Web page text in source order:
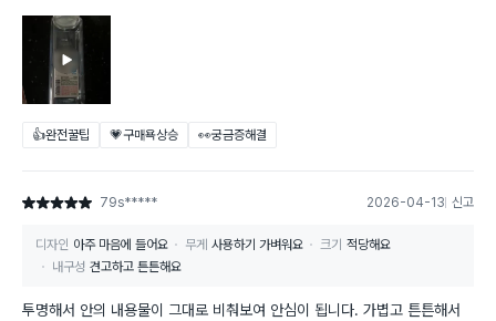
👍완전꿀팁 💗구매욕상승 👀궁금증해결
별점 5점 79s***** 2026-04-13 신고
디자인 아주 마음에 들어요 무게 사용하기 가벼워요 크기 적당해요
내구성 견고하고 튼튼해요
투명해서 안의 내용물이 그대로 비춰보여 안심이 됩니다. 가볍고 튼튼해서